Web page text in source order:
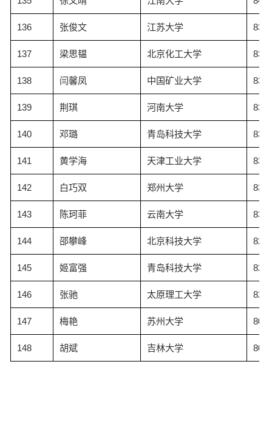
136 张俊文 江苏大学
137 梁思韫 北京化工大学
138 闫馨凤 中国矿业大学
139 荆琪 河南大学
140 邓璐 青岛科技大学
141 黄学海 天津工业大学
142 白巧双 郑州大学
143 陈珂菲 云南大学
144 邵攀峰 北京科技大学
145 姬富强 青岛科技大学
146 张驰 太原理工大学
147 梅艳 苏州大学
148 胡斌 吉林大学